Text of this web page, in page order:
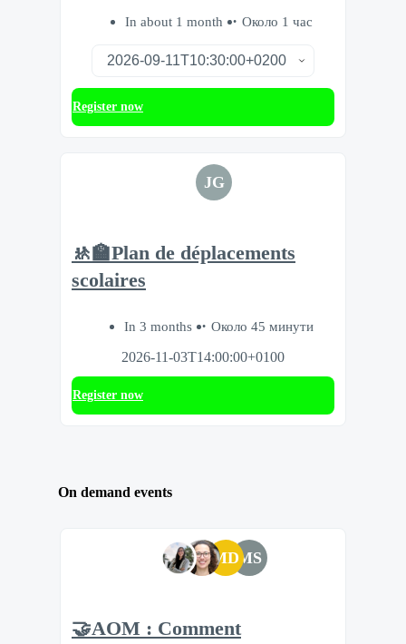
In about 1 month Около 1 час
Register now
JG
🚸🏫Plan de déplacements
scolaires
In 3 months
Около 45 минути
2026-11-03T14:00:00+0100
Register now
On demand events
MDMS
🤝AOM : Comment